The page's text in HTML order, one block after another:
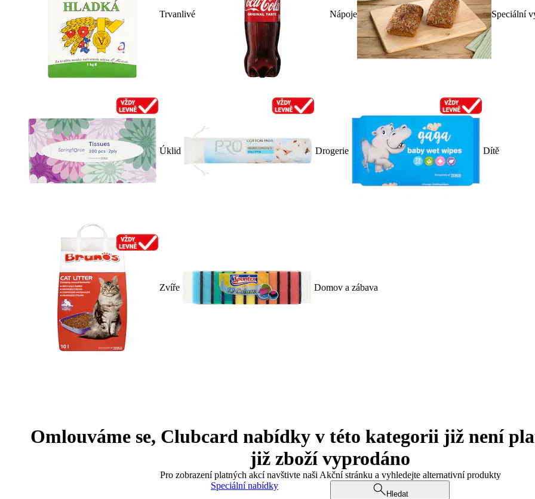
Trvanlivé Nápoje Speciální
Úklid Drogerie Dítě
Zvíře Domov a zábava
Omlouváme se, Clubcard nabídky v této kategorii již není
již zboží vyprodáno
Pro zobrazení platných akcí navštivte naši Akční stránku a vyhledejte alternativní produkty
Speciální nabídky
Hledat